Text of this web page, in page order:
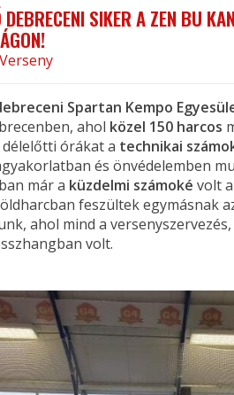
DEBRECENI SIKER A ZEN BU
Verseny
Spartan Kempo
ahol közel 150 harcos
órákat a technikai
és önvédelemben
már a küzdelmi számoké volt
feszültek egymásnak
ahol mind a
volt.